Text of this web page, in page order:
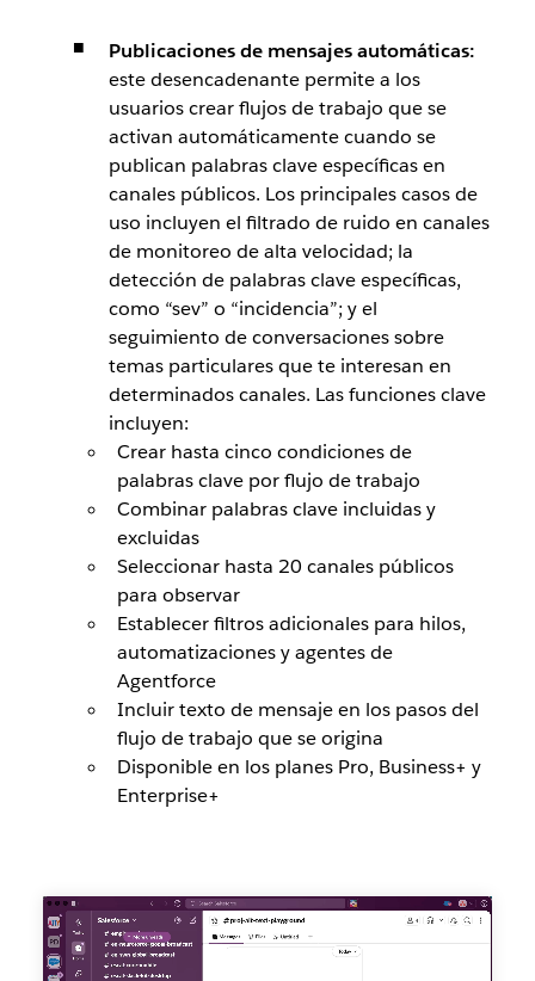
Publicaciones de mensajes automáticas:
este desencadenante permite a los
usuarios crear flujos de trabajo que se
activan automáticamente cuando se
publican palabras clave específicas en
canales públicos. Los principales casos de
uso incluyen el filtrado de ruido en canales
de monitoreo de alta velocidad; la
detección de palabras clave específicas,
como “sev” o “incidencia”; y el
seguimiento de conversaciones sobre
temas particulares que te interesan en
determinados canales. Las funciones clave
incluyen:
Crear hasta cinco condiciones de
palabras clave por flujo de trabajo
Combinar palabras clave incluidas y
excluidas
Seleccionar hasta 20 canales públicos
para observar
Establecer filtros adicionales para hilos,
automatizaciones y agentes de
Agentforce
Incluir texto de mensaje en los pasos del
flujo de trabajo que se origina
Disponible en los planes Pro, Business+ y
Enterprise+